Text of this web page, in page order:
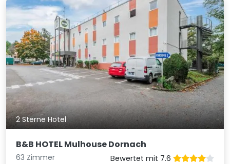
2 Sterne Hotel
B&B HOTEL Mulhouse Dornach
63 Zimmer
Bewertet mit 7.6